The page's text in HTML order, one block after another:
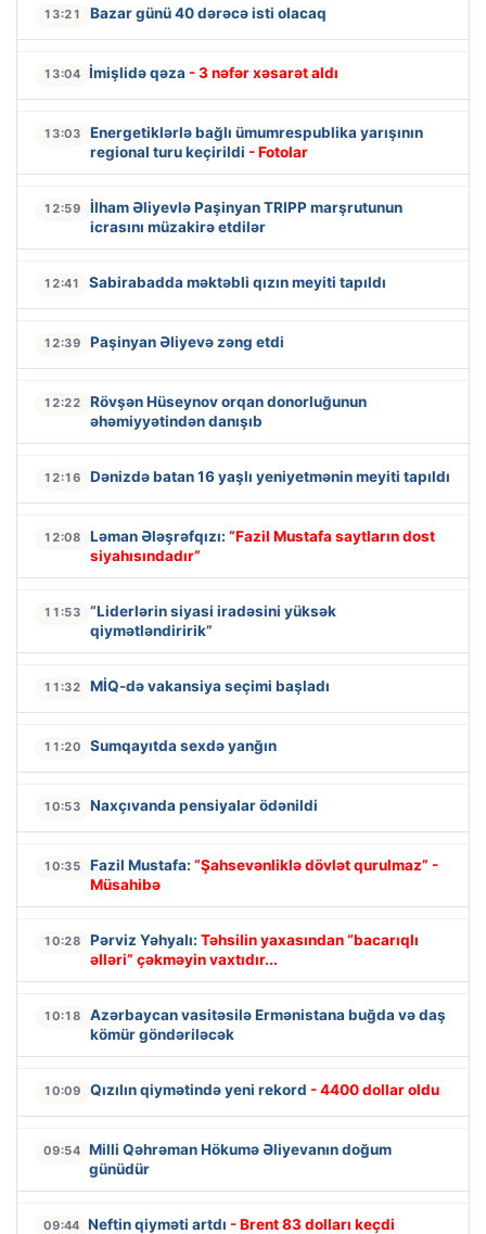
13:21 Bazar günü 40 dərəcə isti olacaq
13:04 İmişlidə qəza - 3 nəfər xəsarət aldı
13:03
Energetiklərlə bağlı ümumrespublika yarışının
regional turu keçirildi - Fotolar
12:59
İlham Əliyevlə Paşinyan TRIPP marşrutunun
icrasını müzakirə etdilər
12:41 Sabirabadda məktəbli qızın meyiti tapıldı
12:39 Paşinyan Əliyevə zəng etdi
12:22
Rövşən Hüseynov orqan donorluğunun
əhəmiyyətindən danışıb
12:16 Dənizdə batan 16 yaşlı yeniyetmənin meyiti tapıldı
12:08 Ləman Ələşrəfqızı: “Fazil Mustafa saytların dost
siyahısındadır”
11:53
“Liderlərin siyasi iradəsini yüksək
qiymətləndiririk”
11:32 MİQ-də vakansiya seçimi başladı
11:20 Sumqayıtda sexdə yanğın
10:53 Naxçıvanda pensiyalar ödənildi
10:35 Fazil Mustafa: “Şahsevənliklə dövlət qurulmaz” -
Müsahibə
10:28 Pərviz Yəhyalı: Təhsilin yaxasından “bacarıqlı
əlləri” çəkməyin vaxtıdır...
10:18
Azərbaycan vasitəsilə Ermənistana buğda və daş
kömür göndəriləcək
10:09 Qızılın qiymətində yeni rekord - 4400 dollar oldu
09:54 Milli Qəhrəman Hökumə Əliyevanın doğum
günüdür
09:44 Neftin qiyməti artdı - Brent 83 dolları keçdi